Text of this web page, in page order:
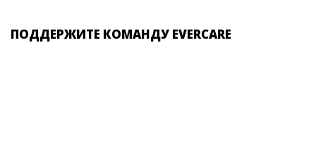
ПОДДЕРЖИТЕ КОМАНДУ EVERCARE